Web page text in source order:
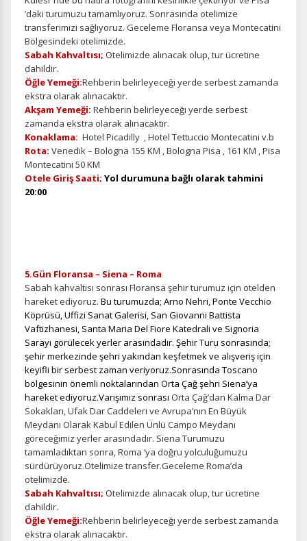
gizlilik koşullarını inceleyebilirsiniz.
Zorunlu Çerezler HER ZAMAN AKTIF
Oturum yönetimi, güvenlik ve temel site işlevleri için
gereklidir. Bu çerezler olmadan site düzgün çalışmaz ve
devre dışı bırakılamaz.
İstatistik Çerezleri
Ziyaretçilerin siteyi nasıl kullandığını anonim olarak
ölçeriz. Hangi sayfaların popüler olduğunu ve
kullanıcıların nerede zorluk yaşadığını anlamamıza
yardımcı olur.
’daki turumuzu tamamlıyoruz. Sonrasında otelimize
transferimizi sağlıyoruz. Geceleme Floransa veya Montecatini
Bölgesindeki otelimizde.
Sabah Kahvaltısı; Otelimizde alınacak olup, tur ücretine
dahildir.
Öğle Yemeği:Rehberin belirleyeceği yerde serbest zamanda
ekstra olarak alınacaktır.
Akşam Yemeği: Rehberin belirleyeceği yerde serbest
zamanda ekstra olarak alınacaktır.
Konaklama: Hotel Picadilly , Hotel Tettuccio Montecatini v.b
Rota: Venedik – Bologna 155 KM , Bologna Pisa , 161 KM , Pisa
Montecatini 50 KM
Otele Giriş Saati; Yol durumuna bağlı olarak tahmini
20:00
5.Gün Floransa – Siena – Roma
Sabah kahvaltısı sonrası Floransa şehir turumuz için otelden
hareket ediyoruz. Bu turumuzda; Arno Nehri, Ponte Vecchio
Köprüsü, Uffizi Sanat Galerisi, San Giovanni Battista
Vaftizhanesi, Santa Maria Del Fiore Katedrali ve Signoria
Sarayı görülecek yerler arasındadır. Şehir Turu sonrasında;
şehir merkezinde şehri yakından keşfetmek ve alışveriş için
keyifli bir serbest zaman veriyoruz.Sonrasında Toscano
bölgesinin önemli noktalarından Orta Çağ şehri Siena’ya
hareket ediyoruz.Varışımız sonrası Orta Çağ’dan Kalma Dar
Sokakları, Ufak Dar Caddeleri ve Avrupa’nın En Büyük
Meydanı Olarak Kabul Edilen Ünlü Campo Meydanı
göreceğimiz yerler arasındadır. Siena Turumuzu
tamamladıktan sonra, Roma ‘ya doğru yolculuğumuzu
sürdürüyoruz.Otelimize transfer.Geceleme Roma’da
otelimizde.
Sabah Kahvaltısı; Otelimizde alınacak olup, tur ücretine
dahildir.
Öğle Yemeği:Rehberin belirleyeceği yerde serbest zamanda
ekstra olarak alınacaktır.